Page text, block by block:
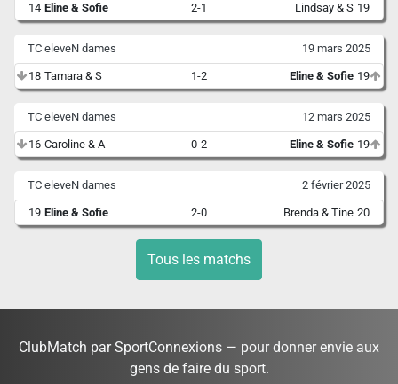
14 Eline & Sofie 2-1 Lindsay & S 19
TC eleveN dames 19 mars 2025
18 Tamara & S 1-2 Eline & Sofie 19
TC eleveN dames 12 mars 2025
16 Caroline & A 0-2 Eline & Sofie 19
TC eleveN dames 2 février 2025
19 Eline & Sofie 2-0 Brenda & Tine 20
Tous les matchs
ClubMatch par SportConnexions — pour donner envie aux
gens de faire du sport.